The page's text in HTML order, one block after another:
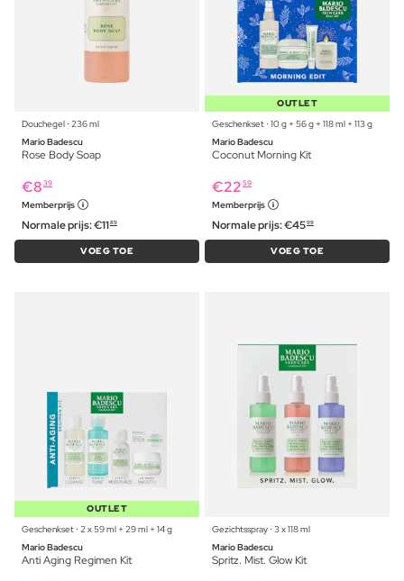
Douchegel ⋅ 236 ml
Mario Badescu
Rose Body Soap
€8 39
Memberprijs
Normale prijs:€1189
VOEG TOE
OUTLET
Geschenkset ⋅ 10 g + 56 g + 118 ml + 113 g
Mario Badescu
Coconut Morning Kit
€22 59
Memberprijs
Normale prijs:€4599
VOEG TOE
OUTLET
Geschenkset ⋅ 2 x 59 ml + 29 ml + 14 g
Mario Badescu
Anti Aging Regimen Kit
Gezichtsspray ⋅ 3 x 118 ml
Mario Badescu
Spritz. Mist. Glow Kit